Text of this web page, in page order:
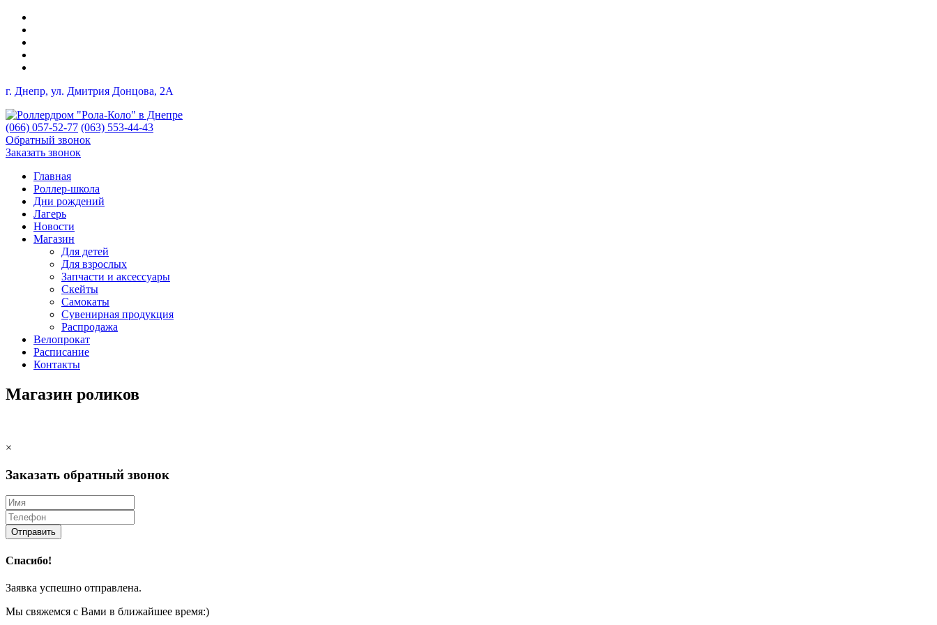
г. Днепр, ул. Дмитрия Донцова, 2A
(066) 057-52-77 (063) 553-44-43
Обратный звонок
Заказать звонок
Главная
Роллер-школа
Дни рождений
Лагерь
Новости
Магазин
Для детей
Для взрослых
Запчасти и аксессуары
Скейты
Самокаты
Сувенирная продукция
Распродажа
Велопрокат
Расписание
Контакты
Магазин роликов
×
Заказать обратный звонок
Отправить
Спасибо!
Заявка успешно отправлена.
Мы свяжемся с Вами в ближайшее время:)